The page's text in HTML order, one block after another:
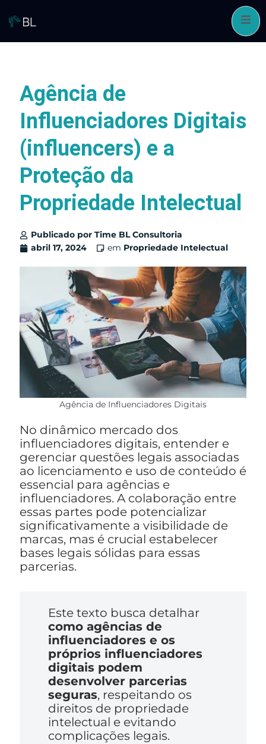
Pular
para
Agência de
Influenciadores Digitais
(influencers) e a
Proteção da
Propriedade Intelectual
Publicado por Time BL Consultoria
abril 17, 2024
em Propriedade Intelectual
Agência de Influenciadores Digitais
No dinâmico mercado dos
influenciadores digitais, entender e
gerenciar questões legais associadas
ao licenciamento e uso de conteúdo é
essencial para agências e
influenciadores. A colaboração entre
essas partes pode potencializar
significativamente a visibilidade de
marcas, mas é crucial estabelecer
bases legais sólidas para essas
parcerias.
Este texto busca detalhar
como agências de
influenciadores e os
próprios influenciadores
digitais podem
desenvolver parcerias
seguras, respeitando os
direitos de propriedade
intelectual e evitando
complicações legais.